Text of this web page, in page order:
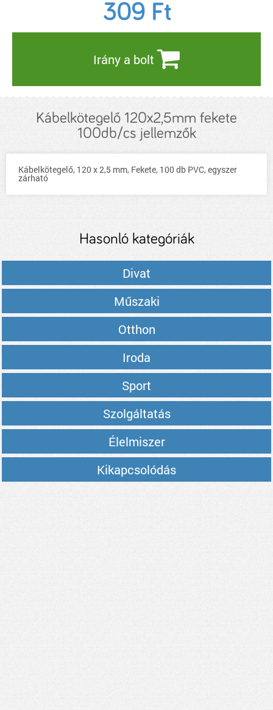
309 Ft
Irány a bolt
Kábelkötegelő 120x2,5mm fekete
100db/cs jellemzők
Kábelkötegelő, 120 x 2,5 mm, Fekete, 100 db PVC, egyszer
zárható
Hasonló kategóriák
Divat
Műszaki
Otthon
Iroda
Sport
Szolgáltatás
Élelmiszer
Kikapcsolódás